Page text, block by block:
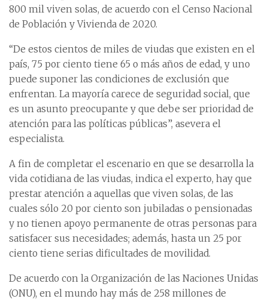
800 mil viven solas, de acuerdo con el Censo Nacional
de Población y Vivienda de 2020.
“De estos cientos de miles de viudas que existen en el
país, 75 por ciento tiene 65 o más años de edad, y uno
puede suponer las condiciones de exclusión que
enfrentan. La mayoría carece de seguridad social, que
es un asunto preocupante y que debe ser prioridad de
atención para las políticas públicas”, asevera el
especialista.
A fin de completar el escenario en que se desarrolla la
vida cotidiana de las viudas, indica el experto, hay que
prestar atención a aquellas que viven solas, de las
cuales sólo 20 por ciento son jubiladas o pensionadas
y no tienen apoyo permanente de otras personas para
satisfacer sus necesidades; además, hasta un 25 por
ciento tiene serias dificultades de movilidad.
De acuerdo con la Organización de las Naciones Unidas
(ONU), en el mundo hay más de 258 millones de